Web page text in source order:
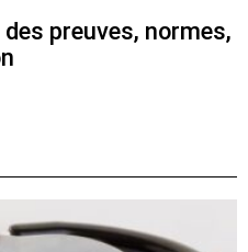
des preuves, normes,